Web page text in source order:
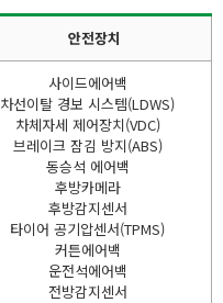
안전장치
사이드에어백
차선이탈 경보 시스템(LDWS)
차체자세 제어장치(VDC)
브레이크 잠김 방지(ABS)
동승석 에어백
후방카메라
후방감지센서
타이어 공기압센서(TPMS)
커튼에어백
운전석에어백
전방감지센서